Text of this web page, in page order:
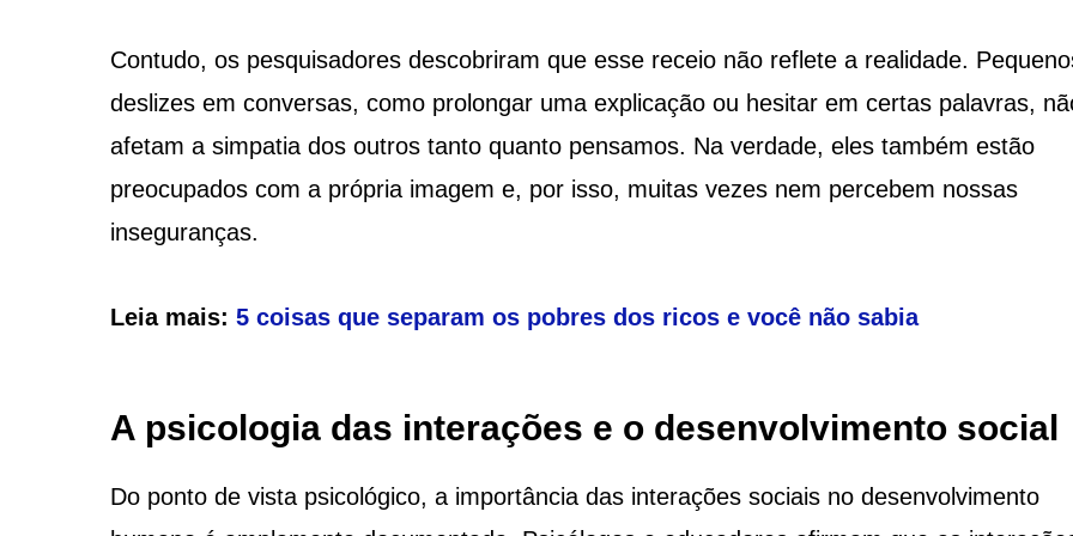
Contudo, os pesquisadores descobriram que esse receio não reflete a realidade.
deslizes em conversas, como prolongar uma explicação ou hesitar em certas palavras,
afetam a simpatia dos outros tanto quanto pensamos. Na verdade, eles também estão
preocupados com a própria imagem e, por isso, muitas vezes nem percebem nossas
inseguranças.
Leia mais: 5 coisas que separam os pobres dos ricos e você não sabia
A psicologia das interações e o desenvolvimento social
Do ponto de vista psicológico, a importância das interações sociais no desenvolvimento